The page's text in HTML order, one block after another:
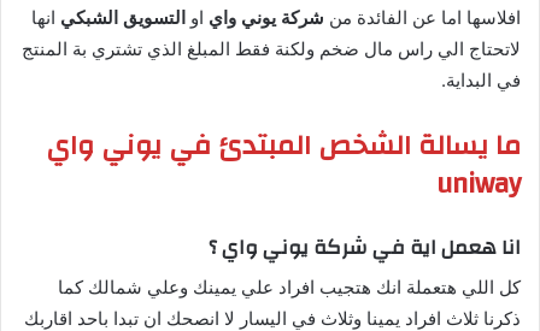
افلاسها اما عن الفائدة من شركة يوني واي او التسويق الشبكي انها
لاتحتاج الي راس مال ضخم ولكنة فقط المبلغ الذي تشتري بة المنتج
في البداية.
ما يسالة الشخص المبتدئ في يوني واي
uniway
انا هعمل اية في شركة يوني واي ؟
كل اللي هتعملة انك هتجيب افراد علي يمينك وعلي شمالك كما
ذكرنا ثلاث افراد يمينا وثلاث في اليسار لا انصحك ان تبدا باحد اقاربك